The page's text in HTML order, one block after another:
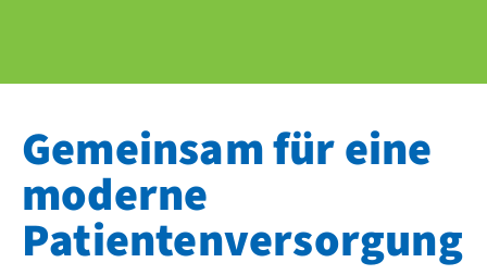
Gemeinsam für eine
moderne
Patientenversorgung